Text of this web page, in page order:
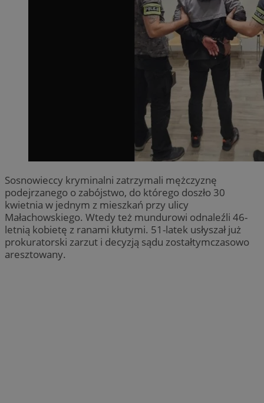
Sosnowieccy kryminalni zatrzymali mężczyznę
podejrzanego o zabójstwo, do którego doszło 30
kwietnia w jednym z mieszkań przy ulicy
Małachowskiego. Wtedy też mundurowi odnaleźli 46-
letnią kobietę z ranami kłutymi. 51-latek usłyszał już
prokuratorski zarzut i decyzją sądu zostałtymczasowo
aresztowany.